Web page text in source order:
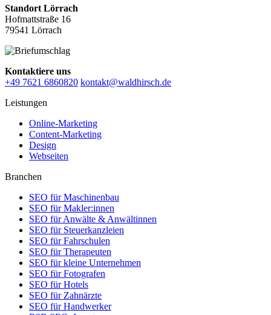
Standort Lörrach
Hofmattstraße 16
79541 Lörrach
Kontaktiere uns
+49 7621 6860820 kontakt@waldhirsch.de
Leistungen
Online-Marketing
Content-Marketing
Design
Webseiten
Branchen
SEO für Maschinenbau
SEO für Makler:innen
SEO für Anwälte & Anwältinnen
SEO für Steuerkanzleien
SEO für Fahrschulen
SEO für Therapeuten
SEO für kleine Unternehmen
SEO für Fotografen
SEO für Hotels
SEO für Zahnärzte
SEO für Handwerker